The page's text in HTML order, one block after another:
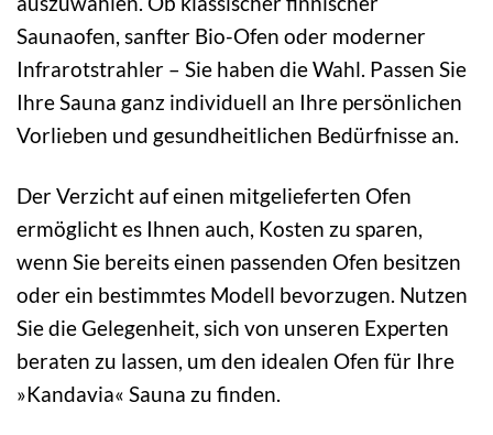
Saunaofen, sanfter Bio-Ofen oder moderner
Infrarotstrahler – Sie haben die Wahl. Passen Sie
Ihre Sauna ganz individuell an Ihre persönlichen
Vorlieben und gesundheitlichen Bedürfnisse an.
Der Verzicht auf einen mitgelieferten Ofen
ermöglicht es Ihnen auch, Kosten zu sparen,
wenn Sie bereits einen passenden Ofen besitzen
oder ein bestimmtes Modell bevorzugen. Nutzen
Sie die Gelegenheit, sich von unseren Experten
beraten zu lassen, um den idealen Ofen für Ihre
»Kandavia« Sauna zu finden.